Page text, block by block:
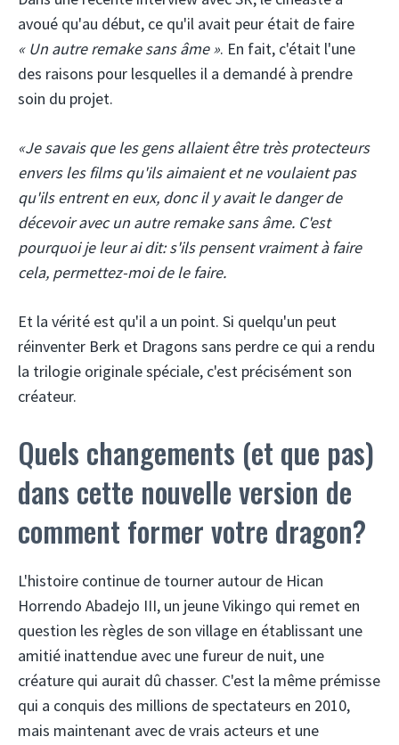
avoué qu'au début, ce qu'il avait peur était de faire
« Un autre remake sans âme ». En fait, c'était l'une
des raisons pour lesquelles il a demandé à prendre
soin du projet.
«Je savais que les gens allaient être très protecteurs
envers les films qu'ils aimaient et ne voulaient pas
qu'ils entrent en eux, donc il y avait le danger de
décevoir avec un autre remake sans âme. C'est
pourquoi je leur ai dit: s'ils pensent vraiment à faire
cela, permettez-moi de le faire.
Et la vérité est qu'il a un point. Si quelqu'un peut
réinventer Berk et Dragons sans perdre ce qui a rendu
la trilogie originale spéciale, c'est précisément son
créateur.
Quels changements (et que pas)
dans cette nouvelle version de
comment former votre dragon?
L'histoire continue de tourner autour de Hican
Horrendo Abadejo III, un jeune Vikingo qui remet en
question les règles de son village en établissant une
amitié inattendue avec une fureur de nuit, une
créature qui aurait dû chasser. C'est la même prémisse
qui a conquis des millions de spectateurs en 2010,
mais maintenant avec de vrais acteurs et une